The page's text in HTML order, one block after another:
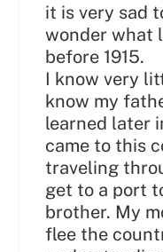
it is very sad
wonder what
before 1915.
I know very
know my
learned later
came to this
traveling
get to a port
brother. My
flee the